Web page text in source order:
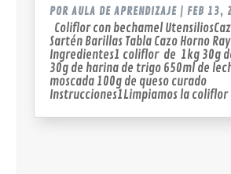
POR AULA DE APRENDIZAJE| FEB 13,
Coliflor con bechamel
Sartén Barillas Tabla Cazo Horno
Ingredientes1 coliflor de 1kg 30g
30g de harina de trigo 650ml de
moscada 100g de queso curado
Instrucciones1Limpiamos la